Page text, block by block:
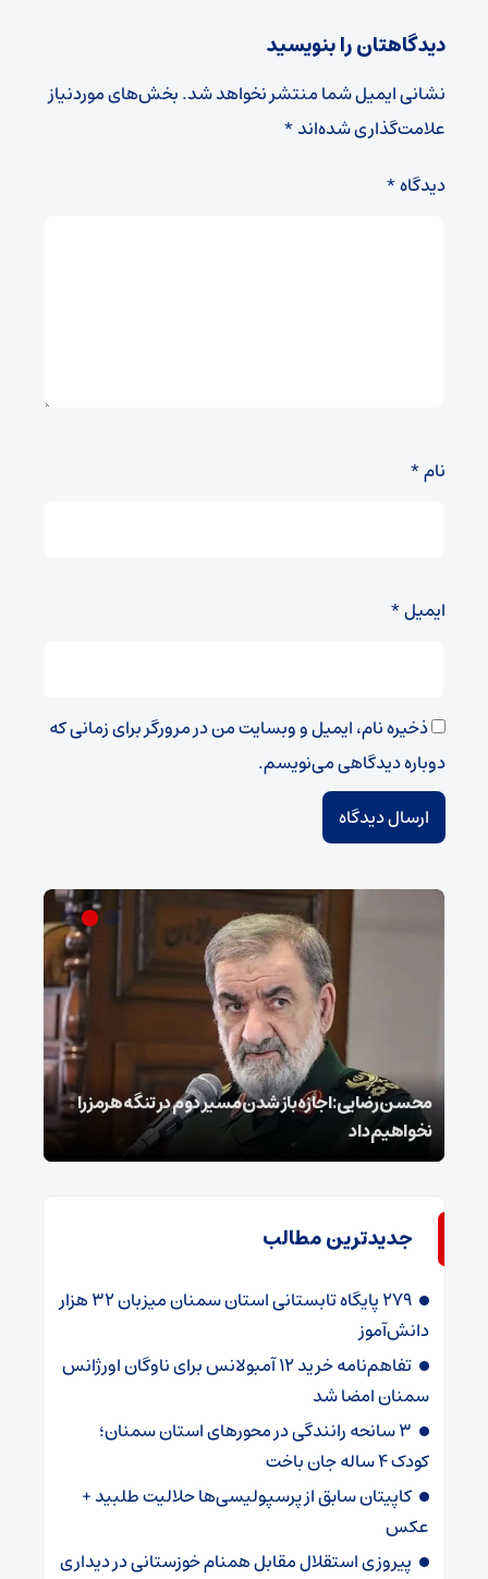
دیدگاهتان را بنویسید
نشانی ایمیل شما منتشر نخواهد شد.بخش‌های موردنیاز
علامت‌گذاری شده‌اند*
دیدگاه*
نام*
ایمیل*
ذخیره نام، ایمیل و وبسایت من در مرورگر برای زمانی که
دوباره دیدگاهی می‌نویسم.
محسن رضایی: اجازه باز شدن مسیر دوم در تنگه هرمز را
نخواهیم داد
جدیدترین مطالب
۲۷۹ پایگاه تابستانی استان سمنان میزبان ۳۲ هزار
دانش‌آموز
تفاهم‌نامه خرید ۱۲ آمبولانس برای ناوگان اورژانس
سمنان امضا شد
۳ سانحه رانندگی در محورهای استان سمنان؛
کودک ۴ ساله جان باخت
کاپیتان سابق از پرسپولیسی‌ها حلالیت طلبید +
عکس
پیروزی استقلال مقابل همنام خوزستانی در دیداری